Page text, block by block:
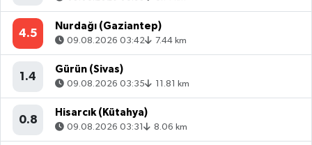
1.4
Gürün (Sivas)
09.08.2026 03:35 11.81 km
0.8
Hisarcık (Kütahya)
09.08.2026 03:31 8.06 km
1.2
Ayvacık (Çanakkale)
09.08.2026 03:16 10.36 km